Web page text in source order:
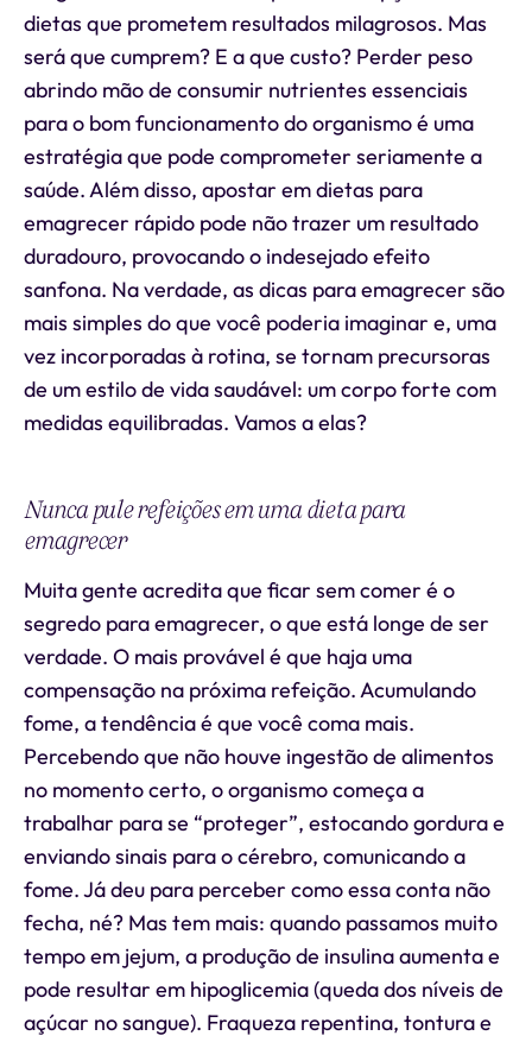
dietas que prometem resultados milagrosos. Mas
será que cumprem? E a que custo? Perder peso
abrindo mão de consumir nutrientes essenciais
para o bom funcionamento do organismo é uma
estratégia que pode comprometer seriamente a
saúde. Além disso, apostar em dietas para
emagrecer rápido pode não trazer um resultado
duradouro, provocando o indesejado efeito
sanfona. Na verdade, as dicas para emagrecer são
mais simples do que você poderia imaginar e, uma
vez incorporadas à rotina, se tornam precursoras
de um estilo de vida saudável: um corpo forte com
medidas equilibradas. Vamos a elas?
Nunca pule refeições em uma dieta para
emagrecer
Muita gente acredita que ficar sem comer é o
segredo para emagrecer, o que está longe de ser
verdade. O mais provável é que haja uma
compensação na próxima refeição. Acumulando
fome, a tendência é que você coma mais.
Percebendo que não houve ingestão de alimentos
no momento certo, o organismo começa a
trabalhar para se “proteger”, estocando gordura e
enviando sinais para o cérebro, comunicando a
fome. Já deu para perceber como essa conta não
fecha, né? Mas tem mais: quando passamos muito
tempo em jejum, a produção de insulina aumenta e
pode resultar em hipoglicemia (queda dos níveis de
açúcar no sangue). Fraqueza repentina, tontura e